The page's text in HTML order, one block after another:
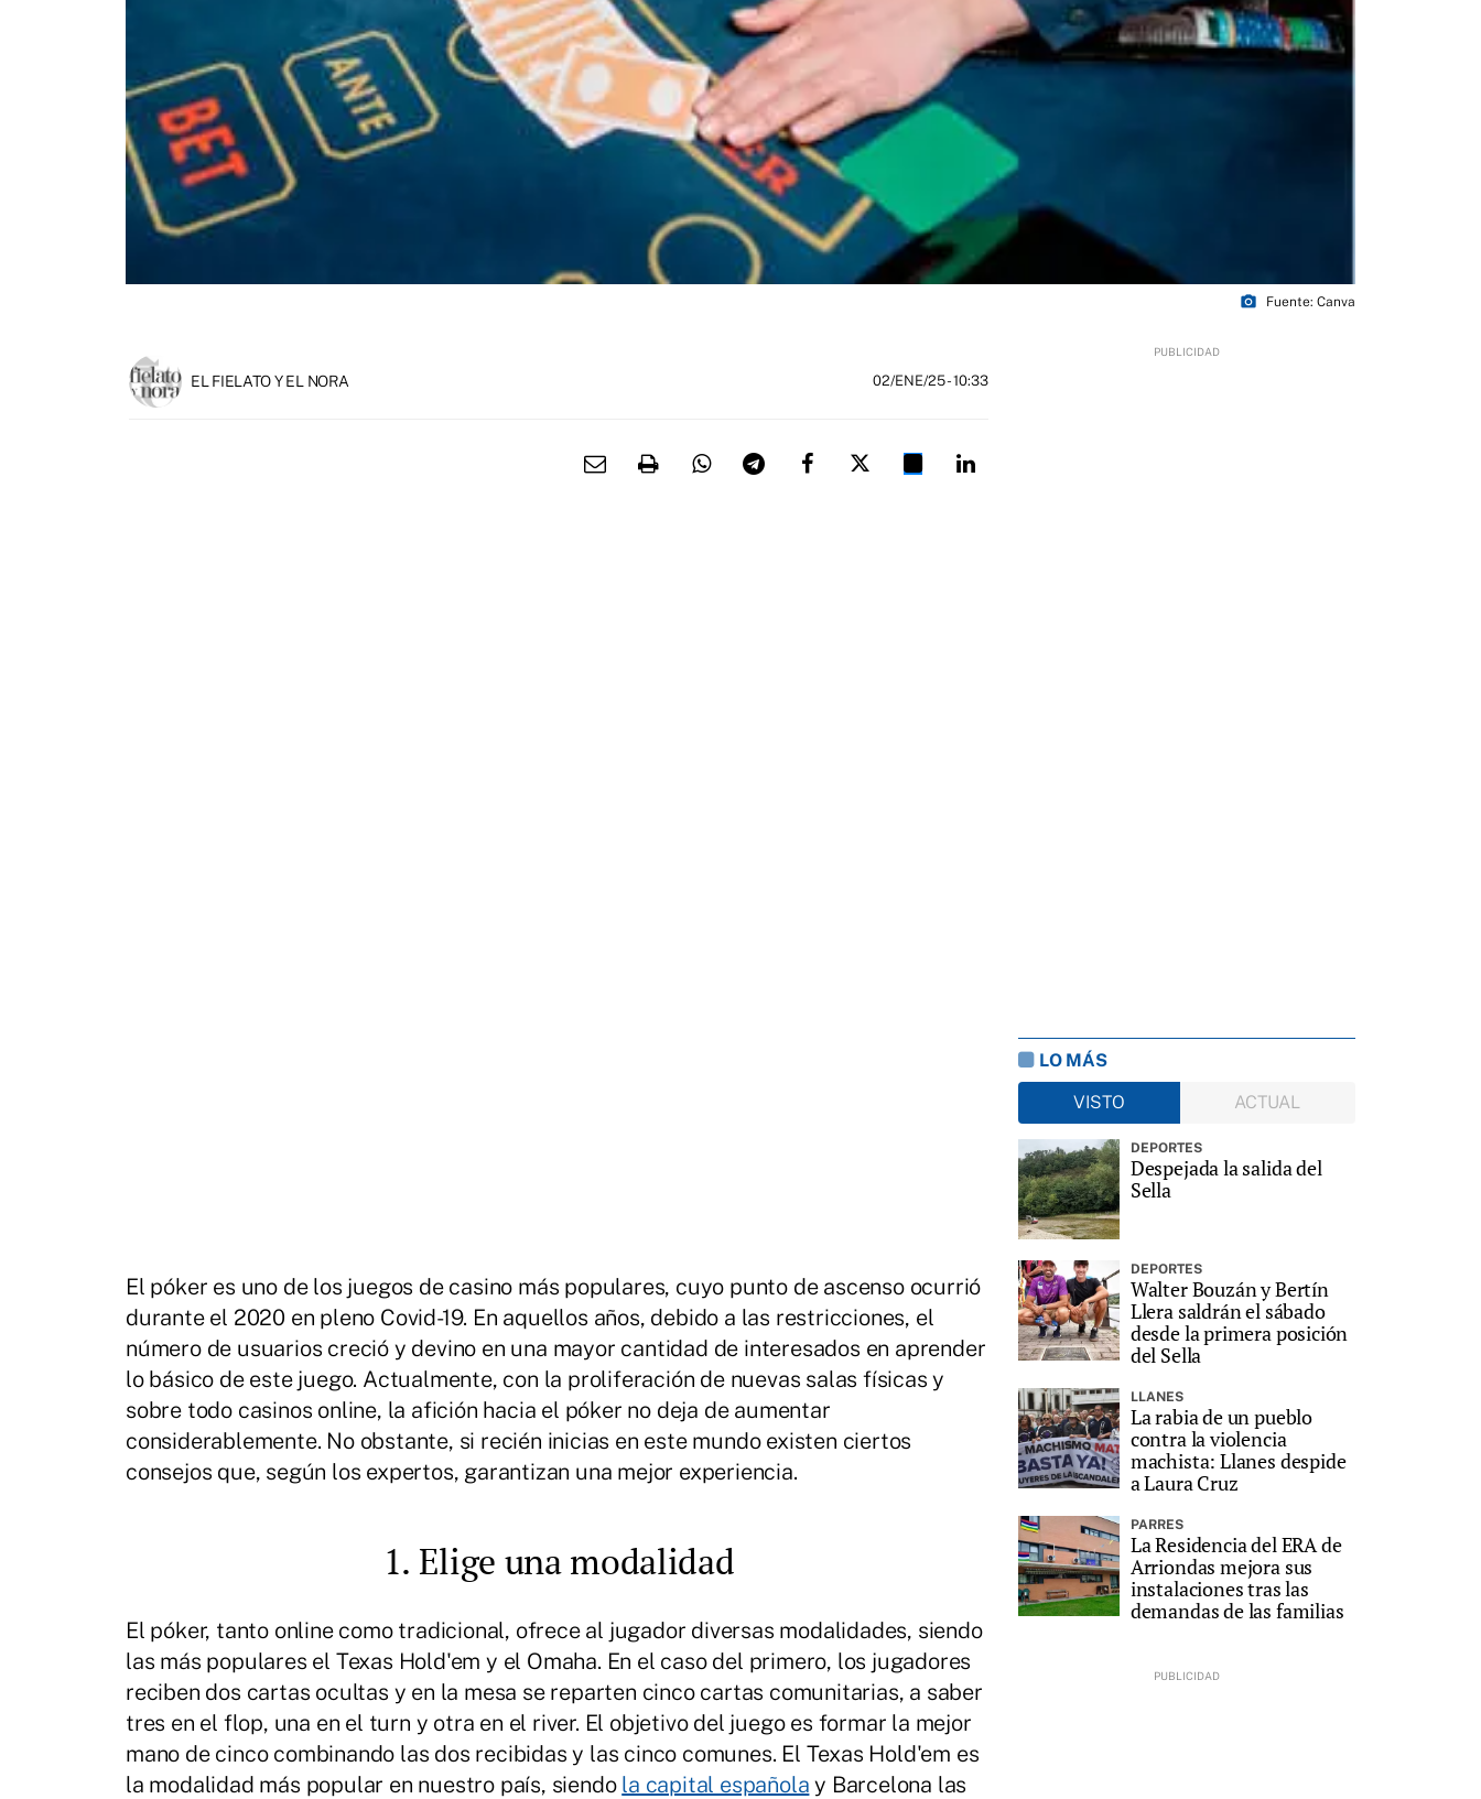
photo_camera Fuente: Canva
EL FIELATO Y EL NORA 02/ENE/25- 10:33
El póker es uno de los juegos de casino más populares, cuyo punto de ascenso ocurrió
durante el 2020 en pleno Covid-19. En aquellos años, debido a las restricciones, el
número de usuarios creció y devino en una mayor cantidad de interesados en aprender
lo básico de este juego. Actualmente, con la proliferación de nuevas salas físicas y
sobre todo casinos online, la afición hacia el póker no deja de aumentar
considerablemente. No obstante, si recién inicias en este mundo existen ciertos
consejos que, según los expertos, garantizan una mejor experiencia.
1. Elige una modalidad
El póker, tanto online como tradicional, ofrece al jugador diversas modalidades, siendo
las más populares el Texas Hold'em y el Omaha. En el caso del primero, los jugadores
reciben dos cartas ocultas y en la mesa se reparten cinco cartas comunitarias, a saber
tres en el flop, una en el turn y otra en el river. El objetivo del juego es formar la mejor
mano de cinco combinando las dos recibidas y las cinco comunes. El Texas Hold'em es
la modalidad más popular en nuestro país, siendo la capital española y Barcelona las
LO MÁS
VISTO
ACTUAL
DEPORTES
Despejada la salida del
Sella
DEPORTES
Walter Bouzán y Bertín
Llera saldrán el sábado
desde la primera posición
del Sella
LLANES
La rabia de un pueblo
contra la violencia
machista: Llanes despide
a Laura Cruz
PARRES
La Residencia del ERA de
Arriondas mejora sus
instalaciones tras las
demandas de las familias